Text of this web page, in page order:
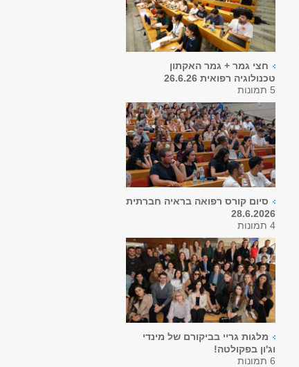
חצי גמר + גמר האקתון
טכנולוגיה רפואית 26.6.26
5 תמונות
סיום קורס רפואה בראיה חברתית
28.6.2026
4 תמונות
מלגות גריי בביקורם של מינדי
וג'ון בפקולטה!
6 תמונות